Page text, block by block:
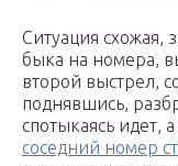
Ситуация схожая,
быка на номера,
второй выстрел,
поднявшись,
спотыкаясь идет,
соседний номер